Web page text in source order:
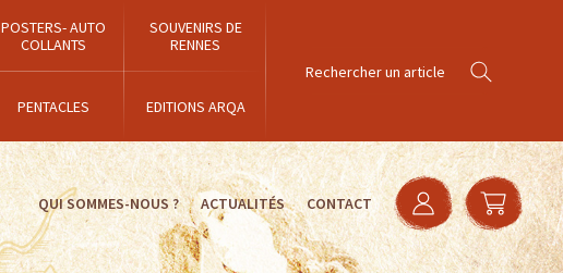
POSTERS- AUTO
COLLANTS
SOUVENIRS DE
RENNES
PENTACLES EDITIONS ARQA
QUI SOMMES-NOUS ? ACTUALITÉS CONTACT